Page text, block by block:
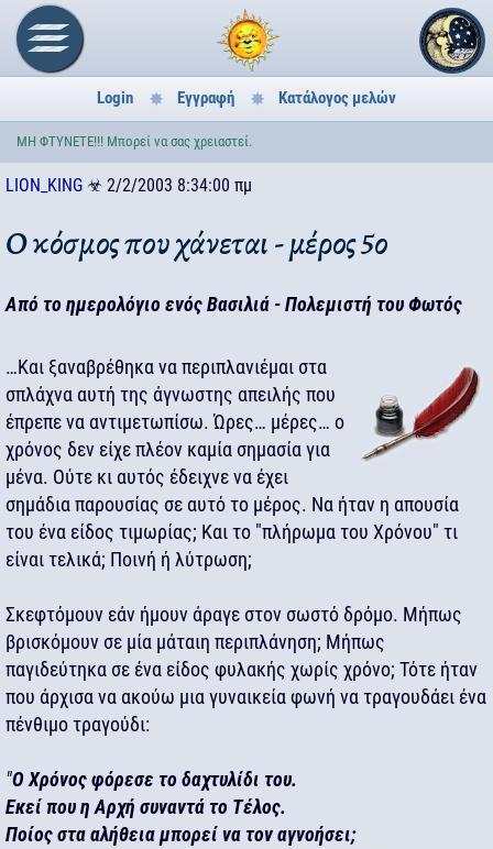
Login Εγγραφή Κατάλογος μελών
ΜΗ ΦΤΥΝΕΤΕ!!! Μπορεί να σας χρειαστεί.
LION_KING ☣ 2/2/2003 8:34:00 πμ
Ο κόσμος που χάνεται - μέρος 5ο
Από το ημερολόγιο ενός Βασιλιά - Πολεμιστή του Φωτός
…Και ξαναβρέθηκα να περιπλανιέμαι στα
σπλάχνα αυτή της άγνωστης απειλής που
έπρεπε να αντιμετωπίσω. Ώρες… μέρες… ο
χρόνος δεν είχε πλέον καμία σημασία για
μένα. Ούτε κι αυτός έδειχνε να έχει
σημάδια παρουσίας σε αυτό το μέρος. Να ήταν η απουσία
του ένα είδος τιμωρίας; Και το "πλήρωμα του Χρόνου" τι
είναι τελικά; Ποινή ή λύτρωση;
Σκεφτόμουν εάν ήμουν άραγε στον σωστό δρόμο. Μήπως
βρισκόμουν σε μία μάταιη περιπλάνηση; Μήπως
παγιδεύτηκα σε ένα είδος φυλακής χωρίς χρόνο; Τότε ήταν
που άρχισα να ακούω μια γυναικεία φωνή να τραγουδάει ένα
πένθιμο τραγούδι:
"Ο Χρόνος φόρεσε το δαχτυλίδι του.
Εκεί που η Αρχή συναντά το Τέλος.
Ποίος στα αλήθεια μπορεί να τον αγνοήσει;